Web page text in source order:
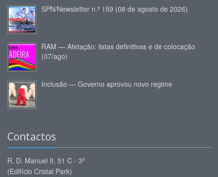
SPN/Newsletter n.º 159 (08 de agosto de 2026)
RAM — Afetação: listas definitivas e de colocação
(07/ago)
Inclusão — Governo aprovou novo regime
Contactos
R. D. Manuel II, 51 C - 3º
(Edifício Cristal Park)